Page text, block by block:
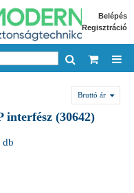
Belépés
Regisztráció
Bruttó ár
interfész (30642)
db